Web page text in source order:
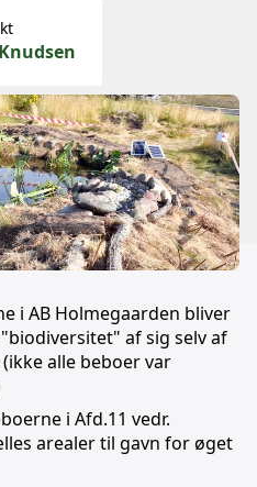
i AB Holmegaarden bliver
af sig selv af
alle beboer var
i Afd.11 vedr.
arealer til gavn for øget